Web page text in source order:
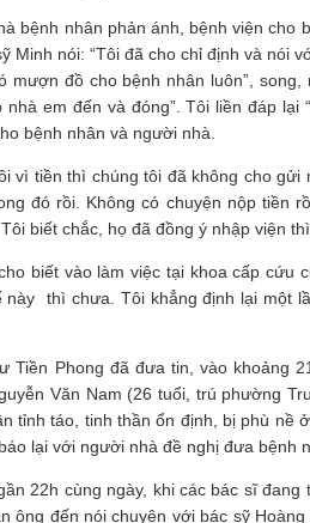
bệnh nhân phản ánh, bệnh viện cho
Minh nói: “Tôi đã cho chỉ định và nói
mượn đồ cho bệnh nhân luôn”,
nhà em đến và đóng”. Tôi liền đáp
bệnh nhân và người nhà.
vì tiền thì chúng tôi đã không cho
đó rồi. Không có chuyện nộp tiền
biết chắc, họ đã đồng ý nhập viện
biết vào làm việc tại khoa cấp cứu
này thì chưa. Tôi khẳng định lại một
Tiền Phong đã đưa tin, vào khoảng
Văn Nam (26 tuổi, trú phường
tỉnh táo, tinh thần ổn định, bị phù nề
lại với người nhà đề nghị đưa bệnh
22h cùng ngày, khi các bác sĩ
ông đến nói chuyện với bác sỹ